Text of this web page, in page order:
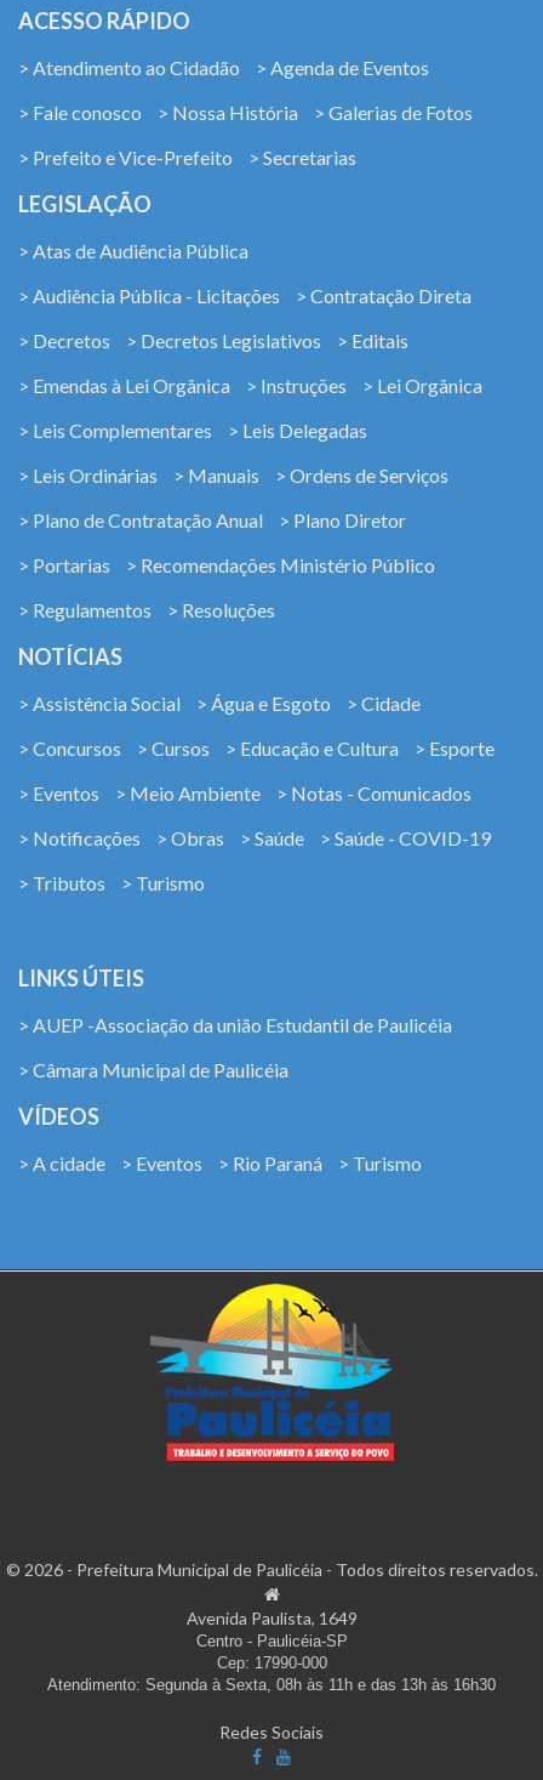
ACESSO RÁPIDO
> Atendimento ao Cidadão
> Agenda de Eventos
> Fale conosco
> Nossa História
> Galerias de Fotos
> Prefeito e Vice-Prefeito
> Secretarias
LEGISLAÇÃO
> Atas de Audiência Pública
> Audiência Pública - Licitações
> Contratação Direta
> Decretos
> Decretos Legislativos
> Editais
> Emendas à Lei Orgânica
> Instruções
> Lei Orgânica
> Leis Complementares
> Leis Delegadas
> Leis Ordinárias
> Manuais
> Ordens de Serviços
> Plano de Contratação Anual
> Plano Diretor
> Portarias
> Recomendações Ministério Público
> Regulamentos
> Resoluções
NOTÍCIAS
> Assistência Social > Água e Esgoto
> Cidade
> Concursos
> Cursos > Educação e Cultura
> Esporte
> Eventos
> Meio Ambiente
> Notas - Comunicados
> Notificações
> Obras > Saúde
> Saúde - COVID-19
> Tributos
> Turismo
LINKS ÚTEIS
> AUEP -Associação da união Estudantil de Paulicéia
> Câmara Municipal de Paulicéia
VÍDEOS
> A cidade > Eventos > Rio Paraná > Turismo
© 2026 - Prefeitura Municipal de Paulicéia - Todos direitos reservados.
Avenida Paulista, 1649
Centro - Paulicéia-SP
Cep: 17990-000
Atendimento: Segunda à Sexta, 08h às 11h e das 13h às 16h30
Redes Sociais